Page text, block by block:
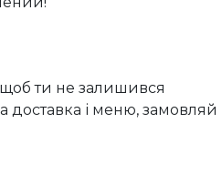
ти не залишився
доставка і меню, замовляй